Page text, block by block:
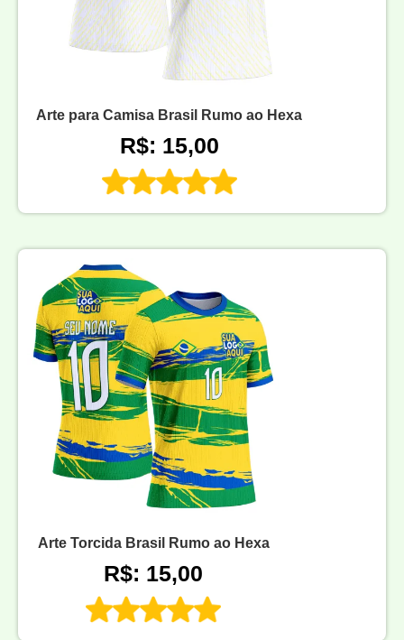
Arte para Camisa Brasil Rumo ao Hexa
R$: 15,00
Arte Torcida Brasil Rumo ao Hexa
R$: 15,00